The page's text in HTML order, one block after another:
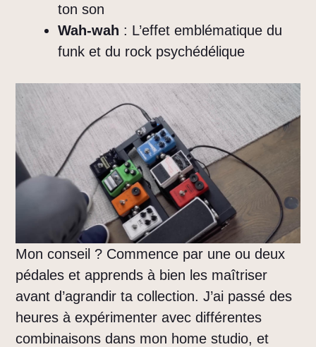
ton son
Wah-wah : L’effet emblématique du
funk et du rock psychédélique
Mon conseil ? Commence par une ou deux
pédales et apprends à bien les maîtriser
avant d’agrandir ta collection. J’ai passé des
heures à expérimenter avec différentes
combinaisons dans mon home studio, et